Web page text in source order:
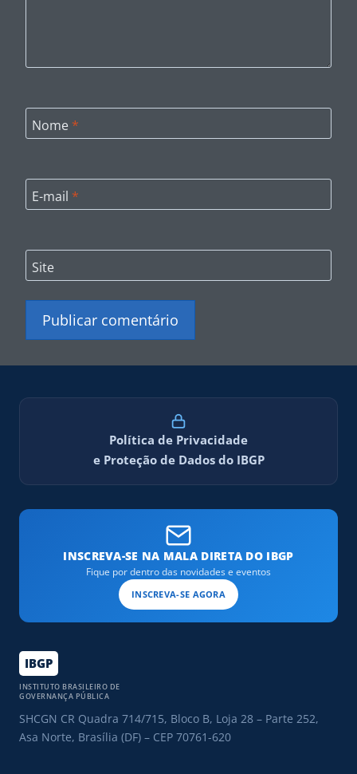
Nome *
E-mail *
Site
Política de Privacidade
e Proteção de Dados do IBGP
INSCREVA-SE NA MALA DIRETA DO IBGP
Fique por dentro das novidades e eventos
INSCREVA-SE AGORA
IBGP
INSTITUTO BRASILEIRO DE
GOVERNANÇA PÚBLICA
SHCGN CR Quadra 714/715, Bloco B, Loja 28 – Parte 252,
Asa Norte, Brasília (DF) – CEP 70761-620